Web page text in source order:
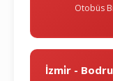
Otobüs
İzmi̇r -